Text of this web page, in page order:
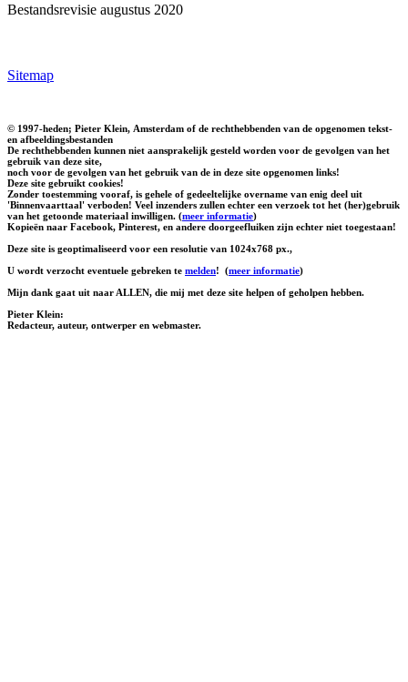
Bestandsrevisie augustus 2020
Sitemap
© 1997-heden; Pieter Klein, Amsterdam of de rechthebbenden van de opgenomen tekst-
en afbeeldingsbestanden
De rechthebbenden kunnen niet aansprakelijk gesteld worden voor de gevolgen van het
gebruik van deze site,
noch voor de gevolgen van het gebruik van de in deze site opgenomen links!
Deze site gebruikt cookies!
Zonder toestemming vooraf, is gehele of gedeeltelijke overname van enig deel uit
'Binnenvaarttaal' verboden! Veel inzenders zullen echter een verzoek tot het (her)gebruik
van het getoonde materiaal inwilligen. (meer informatie)
Kopieën naar Facebook, Pinterest, en andere doorgeefluiken zijn echter niet toegestaan!
Deze site is geoptimaliseerd voor een resolutie van 1024x768 px.,
U wordt verzocht eventuele gebreken te melden! (meer informatie)
Mijn dank gaat uit naar ALLEN, die mij met deze site helpen of geholpen hebben.
Pieter Klein:
Redacteur, auteur, ontwerper en webmaster.